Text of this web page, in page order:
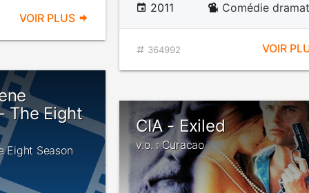
VOIR PLUS
2011 Comédie
364992 VOIR
The Eight
Eight Season
CIA - Exiled
v.o. : Curacao